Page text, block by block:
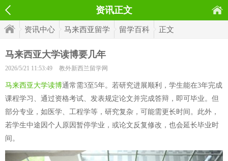
资讯正文
资讯中心 马来西亚留学 留学百科 正文
马来西亚大学读博要几年
2026/5/21 11:53:49 教外新西兰留学网
马来西亚大学读博通常需3至5年。若研究进展顺利，学生能在3年完成
课程学习、通过资格考试、发表规定论文并完成答辩，即可毕业。但
部分专业，如医学、工程学等，研究复杂，可能需更长时间。此外，
若学生中途因个人原因暂停学业，或论文反复修改，也会延长毕业时
间。